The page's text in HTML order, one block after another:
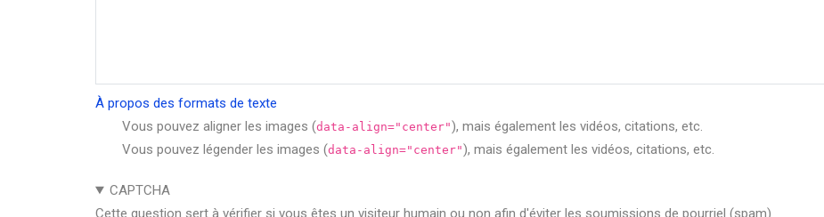
À propos des formats de texte
Vous pouvez aligner les images (data-align="center"), mais également les vidéos, citations, etc.
Vous pouvez légender les images (data-align="center"), mais également les vidéos, citations, etc.
CAPTCHA
Cette question sert à vérifier si vous êtes un visiteur humain ou non afin d'éviter les soumissions de pourriel (spam)